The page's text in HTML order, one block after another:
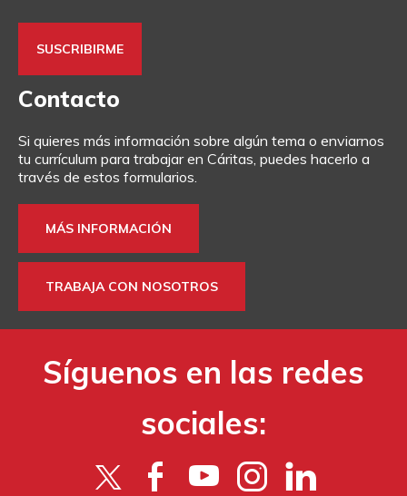
Contacto
Si quieres más información sobre algún tema o enviarnos
tu currículum para trabajar en Cáritas, puedes hacerlo a
través de estos formularios.
MÁS INFORMACIÓN
TRABAJA CON NOSOTROS
Síguenos en las redes
sociales: